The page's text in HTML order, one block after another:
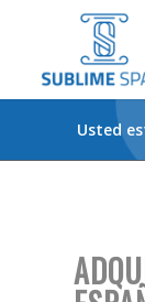
Usted